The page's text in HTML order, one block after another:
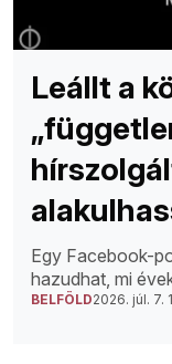
Leállt a
Egy Facebook-
hazudhat, mi
BELFÖLD2026. júl. 7.